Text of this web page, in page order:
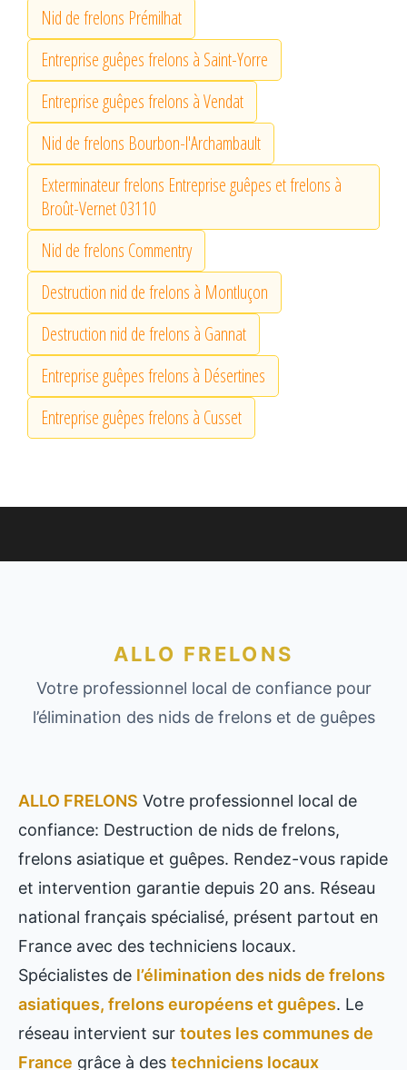
Nid de frelons Prémilhat
Entreprise guêpes frelons à Saint-Yorre
Entreprise guêpes frelons à Vendat
Nid de frelons Bourbon-l'Archambault
Exterminateur frelons Entreprise guêpes et frelons à
Broût-Vernet 03110
Nid de frelons Commentry
Destruction nid de frelons à Montluçon
Destruction nid de frelons à Gannat
Entreprise guêpes frelons à Désertines
Entreprise guêpes frelons à Cusset
ALLO FRELONS
Votre professionnel local de confiance pour
l’élimination des nids de frelons et de guêpes
ALLO FRELONS Votre professionnel local de
confiance: Destruction de nids de frelons,
frelons asiatique et guêpes. Rendez-vous rapide
et intervention garantie depuis 20 ans. Réseau
national français spécialisé, présent partout en
France avec des techniciens locaux.
Spécialistes de l’élimination des nids de frelons
asiatiques, frelons européens et guêpes. Le
réseau intervient sur toutes les communes de
France grâce à des techniciens locaux